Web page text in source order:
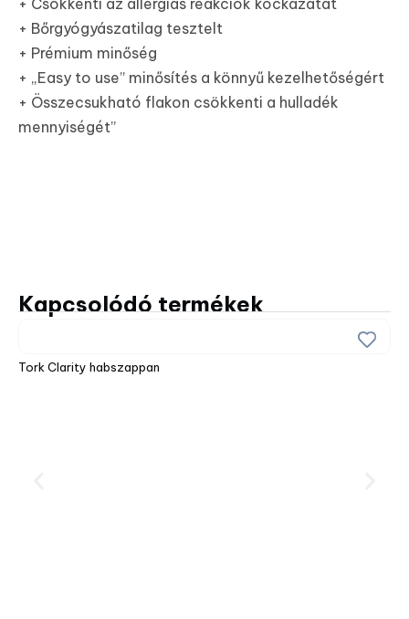
+ Csökkenti az allergiás reakciók kockázatát
+ Bőrgyógyászatilag tesztelt
+ Prémium minőség
+ „Easy to use” minősítés a könnyű kezelhetőségért
+ Összecsukható flakon csökkenti a hulladék
mennyiségét”
Kapcsolódó termékek
Tork Clarity habszappan